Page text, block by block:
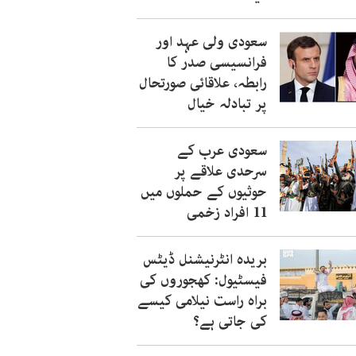
سعودی ولی عہد اور
فرانسیسی صدر کا
رابطہ، علاقائی صورتحال
پر تبادلہ خیال
سعودی عرب کے
سرحدی علاقے پر
حوثیوں کے حملوں میں
11 افراد زخمی
بریدہ انٹرنیشنل ڈیٹس
فیسٹیول: کھجوروں کی
براہ راست نیلامی کیسے
کی جاتی ہے؟